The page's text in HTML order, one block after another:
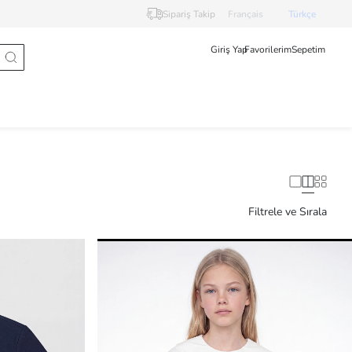
Sipariş Takip Français Türkçe
Giriş YapFavorilerimSepetim
Filtrele ve Sırala